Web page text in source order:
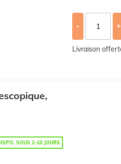
- +
Livraison
SOUS 2-10 JOURS